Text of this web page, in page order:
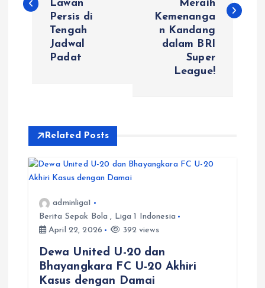
g
Lawan
Persis di
Tengah
Jadwal
Padat
Meraih
Kemenanga
n Kandang
dalam BRI
Super
League!
Related Posts
adminliga1
Berita Sepak Bola , Liga 1 Indonesia
April 22, 2026
392 views
Dewa United U-20 dan
Bhayangkara FC U-20 Akhiri
Kasus dengan Damai